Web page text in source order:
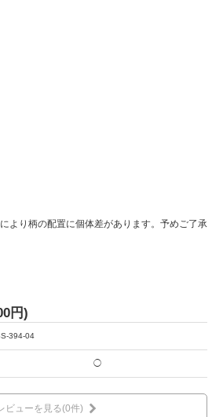
より柄の配置に個体差があります。予めご了承
円)
394-04
◯
ビューを見る(0件)